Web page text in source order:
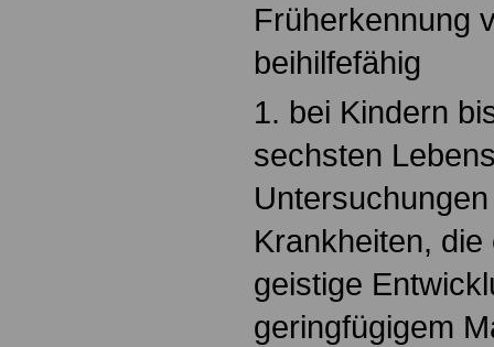
Früherkennung
beihilfefähig
1. bei Kindern
sechsten
Krankheiten,
geistige
geringfügigem